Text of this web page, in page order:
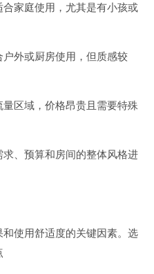
家庭使用，尤其是有小孩或
外或厨房使用，但质感较
区域，价格昂贵且需要特殊
、预算和房间的整体风格进
使用舒适度的关键因素。选